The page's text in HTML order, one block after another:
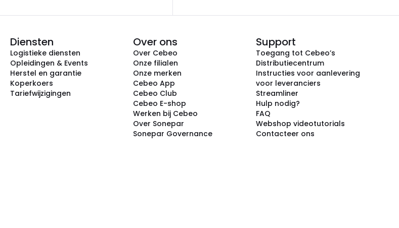
Diensten
Logistieke diensten
Opleidingen & Events
Herstel en garantie
Koperkoers
Tariefwijzigingen
Over ons
Over Cebeo
Onze filialen
Onze merken
Cebeo App
Cebeo Club
Cebeo E-shop
Werken bij Cebeo
Over Sonepar
Sonepar Governance
Support
Toegang tot Cebeo’s
Distributiecentrum
Instructies voor aanlevering
voor leveranciers
Streamliner
Hulp nodig?
FAQ
Webshop videotutorials
Contacteer ons